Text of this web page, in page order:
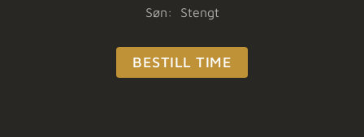
Søn: Stengt
BESTILL TIME